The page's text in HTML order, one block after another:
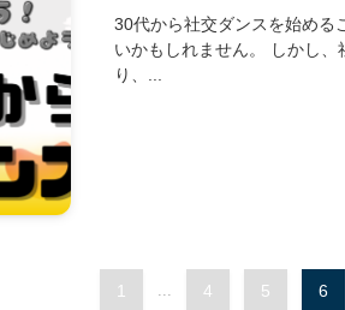
30代から社交ダンスを始める
いかもしれません。 しかし
り、...
1 ... 4 5 6